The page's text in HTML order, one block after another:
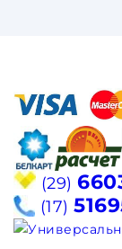
(29)
(17)